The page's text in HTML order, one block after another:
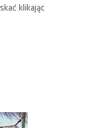
klikając